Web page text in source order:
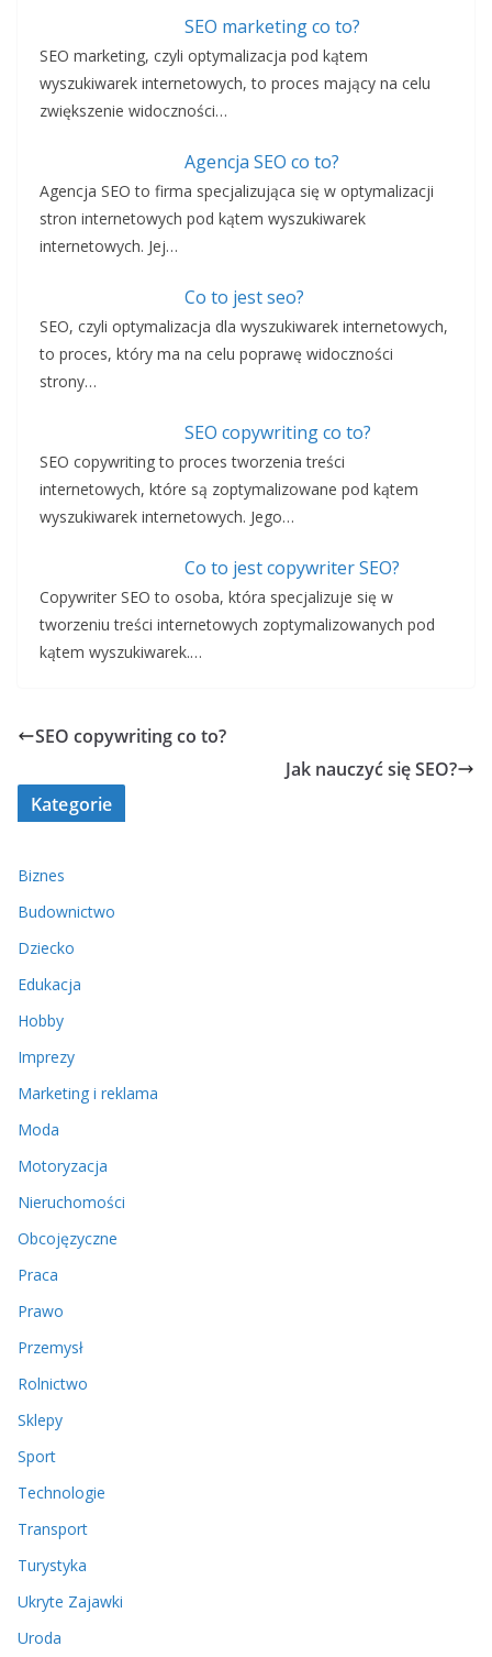
SEO marketing co to?
SEO marketing, czyli optymalizacja pod kątem
wyszukiwarek internetowych, to proces mający na celu
zwiększenie widoczności…
Agencja SEO co to?
Agencja SEO to firma specjalizująca się w optymalizacji
stron internetowych pod kątem wyszukiwarek
internetowych. Jej…
Co to jest seo?
SEO, czyli optymalizacja dla wyszukiwarek internetowych,
to proces, który ma na celu poprawę widoczności
strony…
SEO copywriting co to?
SEO copywriting to proces tworzenia treści
internetowych, które są zoptymalizowane pod kątem
wyszukiwarek internetowych. Jego…
Co to jest copywriter SEO?
Copywriter SEO to osoba, która specjalizuje się w
tworzeniu treści internetowych zoptymalizowanych pod
kątem wyszukiwarek.…
SEO copywriting co to?
Jak nauczyć się SEO?
Kategorie
Biznes
Budownictwo
Dziecko
Edukacja
Hobby
Imprezy
Marketing i reklama
Moda
Motoryzacja
Nieruchomości
Obcojęzyczne
Praca
Prawo
Przemysł
Rolnictwo
Sklepy
Sport
Technologie
Transport
Turystyka
Ukryte Zajawki
Uroda